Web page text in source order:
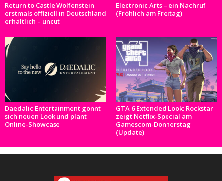
Return to Castle Wolfenstein
erstmals offiziell in Deutschland
erhältlich – uncut
Electronic Arts – ein Nachruf
(Fröhlich am Freitag)
Daedalic Entertainment gönnt
sich neuen Look und plant
Online-Showcase
GTA 6 Extended Look: Rockstar
zeigt Netflix-Special am
Gamescom-Donnerstag
(Update)